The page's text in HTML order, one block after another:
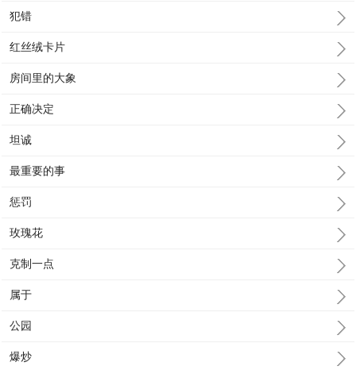
犯错
红丝绒卡片
房间里的大象
正确决定
坦诚
最重要的事
惩罚
玫瑰花
克制一点
属于
公园
爆炒